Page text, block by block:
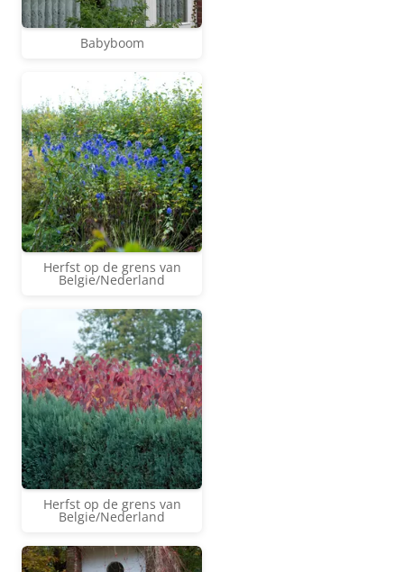
Babyboom
Herfst op de grens van
Belgie/Nederland
Herfst op de grens van
Belgie/Nederland